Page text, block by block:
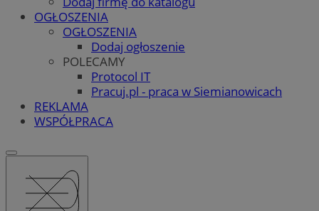
OGŁOSZENIA
OGŁOSZENIA
Dodaj ogłoszenie
POLECAMY
Protocol IT
Pracuj.pl - praca w Siemianowicach
REKLAMA
WSPÓŁPRACA